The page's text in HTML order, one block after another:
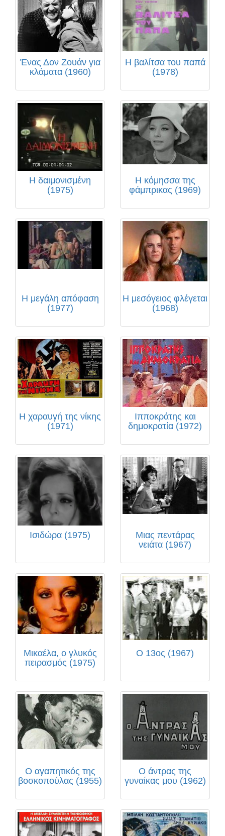
Ένας Δον Ζουάν για
κλάματα (1960)
Η βαλίτσα του παπά
(1978)
Η δαιμονισμένη
(1975)
Η κόμησσα της
φάμπρικας (1969)
Η μεγάλη απόφαση
(1977)
Η μεσόγειος φλέγεται
(1968)
Η χαραυγή της νίκης
(1971)
Ιπποκράτης και
δημοκρατία (1972)
Ισιδώρα (1975)
Μιας πεντάρας
νειάτα (1967)
Μικαέλα, ο γλυκός
πειρασμός (1975)
Ο 13ος (1967)
Ο αγαπητικός της
βοσκοπούλας (1955)
Ο άντρας της
γυναίκας μου (1962)